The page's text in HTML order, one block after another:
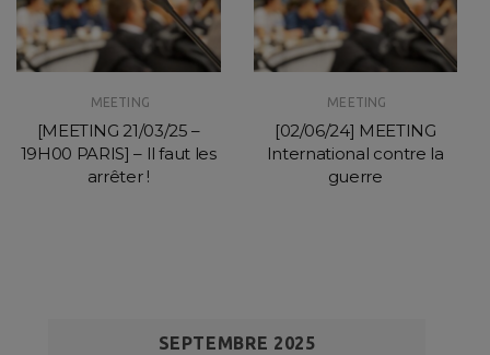
MEETING
[MEETING 21/03/25 –
19H00 PARIS] – Il faut les
arrêter !
MEETING
[02/06/24] MEETING
International contre la
guerre
SEPTEMBRE 2025